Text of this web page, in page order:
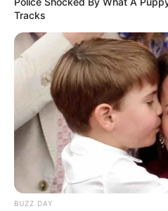
Tracks
BUZZ DAY